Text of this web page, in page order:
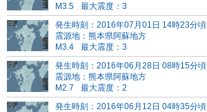
M3.5
最大震度：3
発生時刻：2016年07月01日 14時23分頃
震源地：熊本県阿蘇地方
M3.4
最大震度：3
発生時刻：2016年06月28日 08時15分頃
震源地：熊本県阿蘇地方
M2.7
最大震度：2
発生時刻：2016年06月12日 04時35分頃